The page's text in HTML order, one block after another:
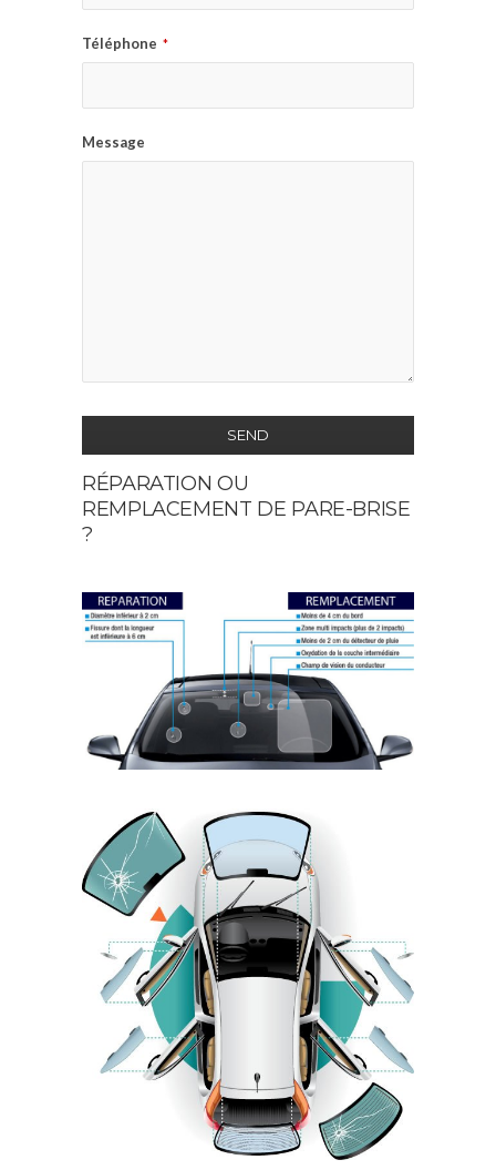
Téléphone *
Message
SEND
This
field
should
left
blank
RÉPARATION OU
REMPLACEMENT DE PARE-BRISE
?